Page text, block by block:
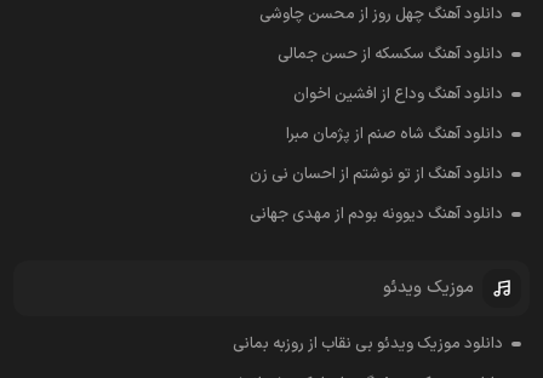
دانلود آهنگ چهل روز از محسن چاوشی
دانلود آهنگ سکسکه از حسن جمالی
دانلود آهنگ وداع از افشين اخوان
دانلود آهنگ شاه صنم از پژمان مبرا
دانلود آهنگ از تو نوشتم از احسان نی زن
دانلود آهنگ دیوونه بودم از مهدی جهانی
موزیک ویدئو
دانلود موزیک ویدئو بی نقاب از روزبه بمانی